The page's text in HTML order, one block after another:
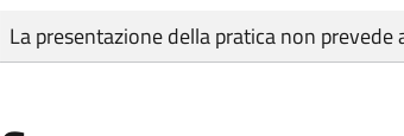
Tipo di pagamento
Importo
La presentazione della pratica non prevede